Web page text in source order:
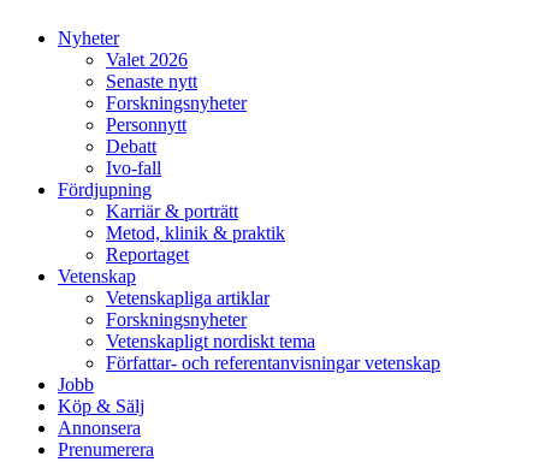
Nyheter
Valet 2026
Senaste nytt
Forskningsnyheter
Personnytt
Debatt
Ivo-fall
Fördjupning
Karriär & porträtt
Metod, klinik & praktik
Reportaget
Vetenskap
Vetenskapliga artiklar
Forskningsnyheter
Vetenskapligt nordiskt tema
Författar- och referentanvisningar vetenskap
Jobb
Köp & Sälj
Annonsera
Prenumerera